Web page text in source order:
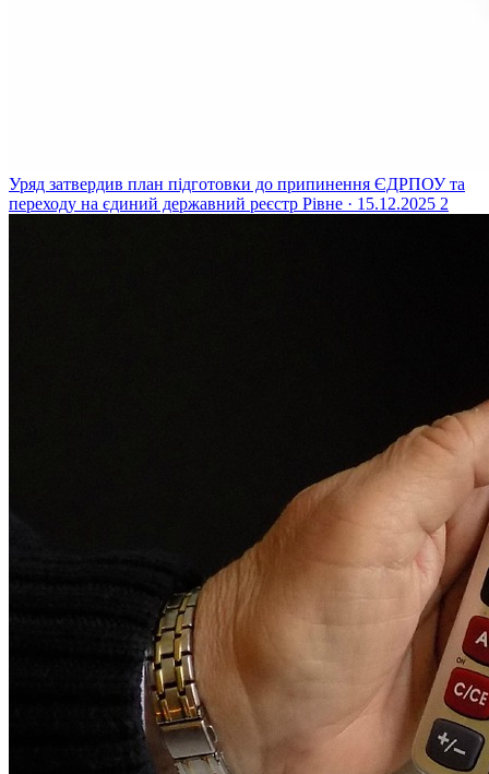
Уряд затвердив план підготовки до припинення ЄДРПОУ та
переходу на єдиний державний реєстр Рівне · 15.12.2025 2